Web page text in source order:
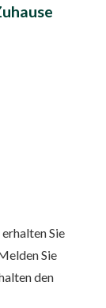
Sie
Sie
den